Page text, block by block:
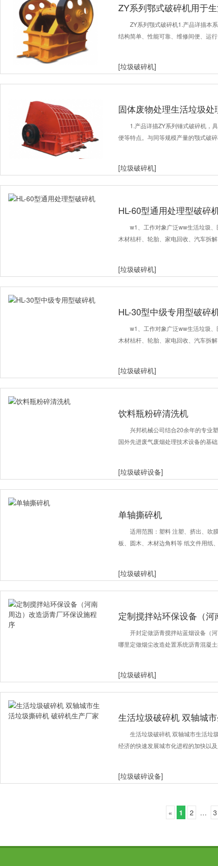
ZY系列鄂式破碎机用于
生活垃圾处理
ZY系列颚式破碎机1.产品详描本
结构简单、性能可靠、维修间便、运
[垃圾破碎机]
固体废物处理生活垃圾
处理1.产品详描ZY系列锤式破碎机，
便等特点。与同等规模产量的颚式破
[垃圾破碎机]
HL-60型通用处理型破碎
w1、工作对象广泛ww生活垃圾
木材桔杆、轮胎、家电回收、汽车拆
[垃圾破碎机]
HL-30型中级专用型破碎
w1、工作对象广泛ww生活垃圾
木材桔杆、轮胎、家电回收、汽车拆
[垃圾破碎机]
饮料瓶粉碎清洗机
兴邦机械公司结合20余年的专业
国外先进废气废烟处理技术设备的基
[垃圾破碎设备]
单轴撕碎机
适用范围：塑料 注塑、挤出、吹
板、圆木、木材边角料等 纸文件用纸
[垃圾破碎机]
定制搅拌站环保设备（
设施程序
开封定做沥青搅拌站蓝烟设备（
哪里定做烟尘改造处置系统沥青混凝
[垃圾破碎机]
生活垃圾破碎机 双轴城
产厂家
生活垃圾破碎机 双轴城市生活垃
经济的快速发展城市化进程的加快以
[垃圾破碎设备]
« 1 2 …